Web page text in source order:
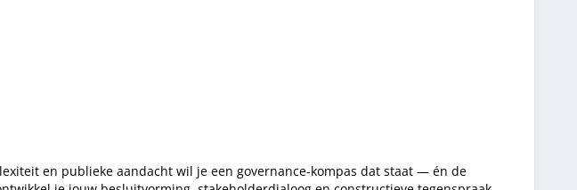
en publieke aandacht wil je een governance-kompas dat staat — én de